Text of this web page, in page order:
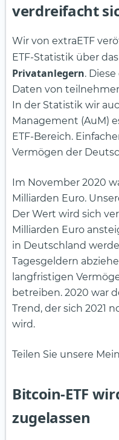
verdreifacht
Wir von extraETF
ETF-Statistik über das
Privatanlegern.
Daten von
In der Statistik wir
Management (AuM)
ETF-Bereich.
Vermögen der
Im November 2020
Milliarden Euro.
Der Wert wird sich
Milliarden Euro
in Deutschland
Tagesgeldern
langfristigen
betreiben. 2020 war
Trend, der sich 2021
wird.
Teilen Sie unsere
Bitcoin-ETF
zugelassen